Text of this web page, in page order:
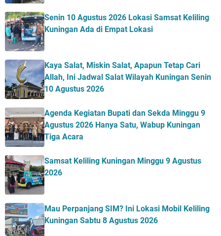
Senin 10 Agustus 2026 Lokasi Samsat Keliling
Kuningan Ada di Empat Lokasi
Kaya Salat, Miskin Salat, Apapun Tetap Cari
Allah, Ini Jadwal Salat Wilayah Kuningan Senin
10 Agustus 2026
Agenda Kegiatan Bupati dan Sekda Minggu 9
Agustus 2026 Hanya Satu, Wabup Kuningan
Tiga Acara
Samsat Keliling Kuningan Minggu 9 Agustus
2026
Mau Perpanjang SIM? Ini Lokasi Mobil Keliling
Kuningan Sabtu 8 Agustus 2026